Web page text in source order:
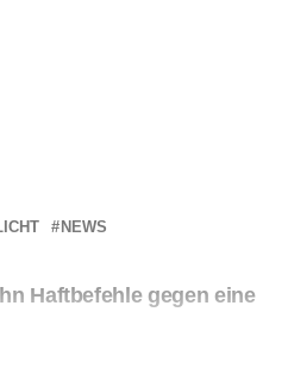
NEWS
Haftbefehle gegen eine